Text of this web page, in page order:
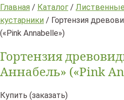
Главная / Каталог/
кустарники / Гортензия
(«Pink Annabelle»)
Гортензия
Аннабель» («Pink
Купить (заказать)